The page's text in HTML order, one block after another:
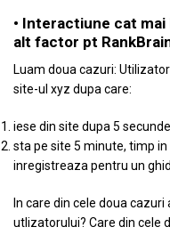
• Interactiune cat
alt factor pt
Luam doua cazuri:
site-ul xyz dupa care:
iese din site dupa 5 secunde.
sta pe site 5 minute, timp
inregistreaza pentru un ghid
In care din cele doua
utlizatorului? Care din cele